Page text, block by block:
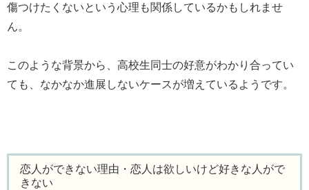
傷つけたくないという心理も関係しているかもしれませ
ん。
このような背景から、高校生同士の好意がわかり合ってい
ても、なかなか進展しないケースが増えているようです。
恋人ができない理由・恋人は欲しいけど好きな人がで
きない